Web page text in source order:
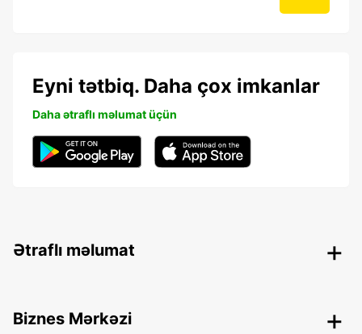
Eyni tətbiq. Daha çox imkanlar
Daha ətraflı məlumat üçün
Ətraflı məlumat
Biznes Mərkəzi